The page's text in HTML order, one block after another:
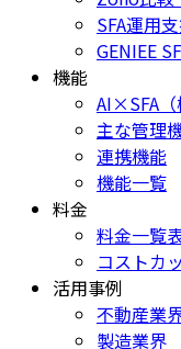
SFA運用
GENIEE
機能
AI×SFA（
主な管理
連携機能
機能一覧
料金
料金一覧
コストカ
活用事例
不動産業
製造業界